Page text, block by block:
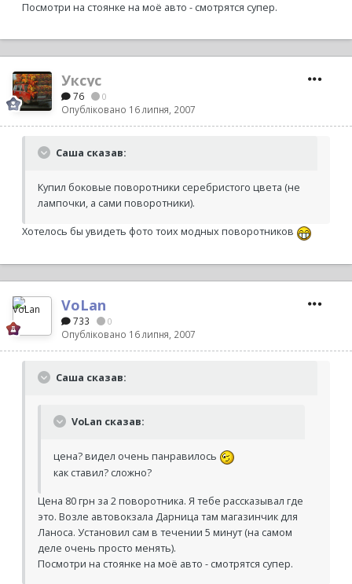
Посмотри на стоянке на моё авто - смотрятся супер.
Уксус
76 0
Опубліковано 16 липня, 2007
Саша сказав:
Купил боковые поворотники серебристого цвета (не
лампочки, а сами поворотники).
Хотелось бы увидеть фото тоих модных поворотников
VoLan
733 0
Опубліковано 16 липня, 2007
Саша сказав:
VoLan сказав:
цена? видел очень панравилось
как ставил? сложно?
Цена 80 грн за 2 поворотника. Я тебе рассказывал где
это. Возле автовокзала Дарница там магазинчик для
Ланоса. Установил сам в течении 5 минут (на самом
деле очень просто менять).
Посмотри на стоянке на моё авто - смотрятся супер.